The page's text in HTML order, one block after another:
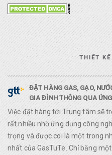
THIẾT
ĐẶT HÀNG GAS, GẠO,
GIA ĐÌNH THÔNG QUA
Việc đặt hàng tới Trung tâm sẽ
rất nhiều nhờ ứng dụng công
trọng và được coi là một trong
nhất của GasTuTe. Chỉ bằng